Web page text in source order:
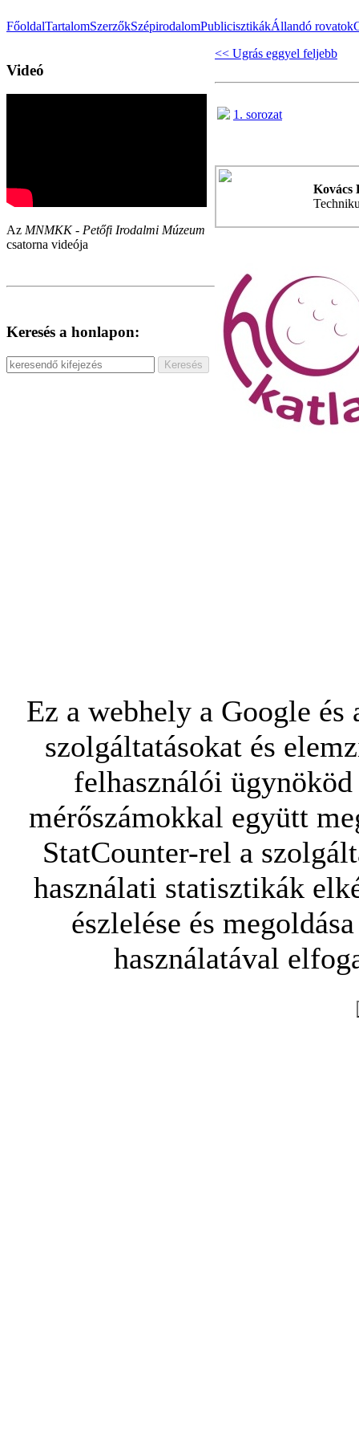
FőoldalTartalomSzerzőkSzépirodalomPublicisztikákÁllandó rovatok
Videó
Az MNMKK - Petőfi Irodalmi Múzeum
csatorna videója
Keresés a honlapon:
<< Ugrás eggyel feljebb
1. sorozat
Kovács
Ez a webhely a Google
szolgáltatásokat és
felhasználói
mérőszámokkal együtt
StatCounter-rel a
használati statisztikák
észlelése és
használatával